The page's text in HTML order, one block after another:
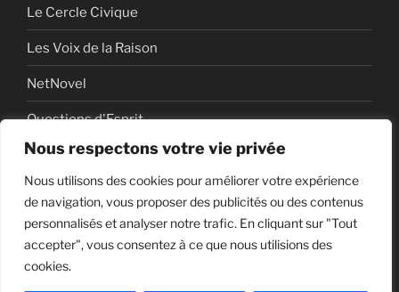
Nous respectons votre vie privée
Nous utilisons des cookies pour améliorer votre expérience
de navigation, vous proposer des publicités ou des contenus
personnalisés et analyser notre trafic. En cliquant sur "Tout
accepter", vous consentez à ce que nous utilisions des
cookies.
Le Cercle Civique
Les Voix de la Raison
NetNovel
Questions d'Esprit
Série
Série vidéo